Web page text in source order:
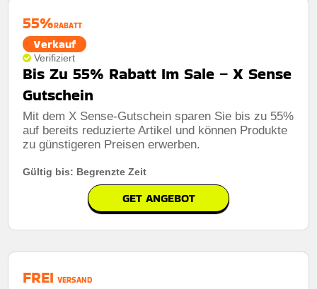
55%RABATT
Verkauf
Verifiziert
Bis Zu 55% Rabatt Im Sale – X Sense
Gutschein
Mit dem X Sense-Gutschein sparen Sie bis zu 55%
auf bereits reduzierte Artikel und können Produkte
zu günstigeren Preisen erwerben.
Gültig bis: Begrenzte Zeit
GET ANGEBOT
FREI VERSAND